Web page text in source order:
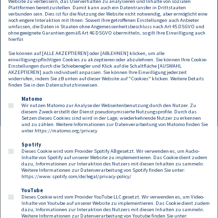
angegebenen Daten (zB Titel, Name, Adresse, Firma, Position, E-Mail-Adresse) für den Versand von
DORDA Newslettern zu den von Ihnen ausgewählten Themen (zB Einladungen zu unseren Events,
saisonale Grüße, Publikationen und sonstiges Informationsmaterial über rechtliche
Entwicklungen) per E-Mail verarbeitet. Dabei können wir auch evaluieren, ob Sie unsere
Newsletter geöffnet haben und allenfalls, welche Artikel Sie besonders interessieren. Weitere
Diese Einwilligung können Sie jederzeit mit Wirkung für die Zukunft widerrufen.
Weiter →
Footer
Kontakt Datenschutz
Impressum
Compliance
Cookies
Plattformen bereitzustellen. Damit kann auch ein Datentransfer in Drittstaaten
verbunden sein. Dies ist für die Nutzung der Website nicht notwendig, aber ermöglicht eine
noch engere Interaktion mit Ihnen. Soweit Ihre getroffenen Einstellungen auch Anbieter
umfassen, die Daten in Staaten ohne Angemessenheitsbeschluss nach Art 45 DSGVO und
ohne geeignete Garantien gemäß Art 46 DSGVO übermitteln, so gilt Ihre Einwilligung auch
hierfür.
Sie können auf [ALLE AKZEPTIEREN] oder [ABLEHNEN] klicken, um alle
einwilligungspflichtigen Cookies zu akzeptieren oder abzulehnen. Sie können Ihre Cookie-
Einstellungen durch die Schieberegler und Klick auf die Schaltfläche [AUSWAHL
AKZEPTIEREN] auch individuell anpassen. Sie können Ihre Einwilligung jederzeit
widerrufen, indem Sie zB unten auf dieser Website auf "Cookies" klicken. Weitere Details
finden Sie in den Datenschutzhinweisen.
Matomo
Wir nutzen Matomo zur Analyse der Webseitenbenutzung durch den Nutzer. Zu
diesem Zweck erstellt der Dienst pseudonymisierte Nutzungsprofile. Durch das
Setzen dieses Cookies sind wird in der Lage, wiederkehrende Nutzer zu erkennen
und zu zählen. Weitere Informationen zur Datenverarbeitung von Matomo finden Sie
unter https://matomo.org/privacy
Spotify
Dieses Cookie wird vom Provider Spotify AB gesetzt. Wir verwenden es, um Audio-
Inhalte von Spotify auf unserer Website zu implementieren. Das Cookie dient zudem
dazu, Informationen zur Interaktion des Nutzers mit diesen Inhalten zu sammeln.
Weitere Informationen zur Datenverarbeitung von Spotify finden Sie unter:
https://www.spotify.com/de/legal/privacy-policy/
YouTube
Dieses Cookie wird vom Provider YouTube LLC gesetzt. Wir verwenden es, um Video-
Inhalte von Youtube auf unserer Website zu implementieren. Das Cookie dient zudem
dazu, Informationen zur Interaktion des Nutzers mit diesen Inhalten zu sammeln.
Weitere Informationen zur Datenverarbeitung von Youtube finden Sie unter:
Follow us on: